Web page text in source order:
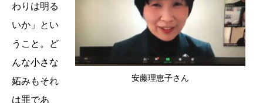
安藤理恵子さん
わりは明る
いか」とい
うこと。ど
んな小さな
妬みもそれ
は罪であ